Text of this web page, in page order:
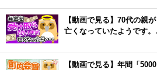
【動画で見る】70代の親
亡くなっていたようです
【動画で見る】年間「